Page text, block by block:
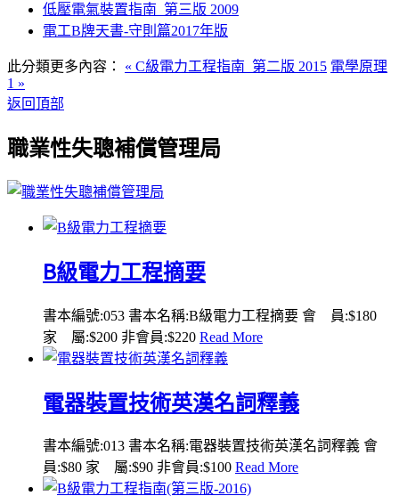
低壓電氣裝置指南_第三版 2009
電工B牌天書-守則篇2017年版
此分類更多內容： « C級電力工程指南_第二版 2015 電學原理
1 »
返回頂部
職業性失聰補償管理局
B級電力工程摘要
書本編號:053 書本名稱:B級電力工程摘要 會 員:$180
家 屬:$200 非會員:$220 Read More
電器裝置技術英漢名詞釋義
書本編號:013 書本名稱:電器裝置技術英漢名詞釋義 會
員:$80 家 屬:$90 非會員:$100 Read More